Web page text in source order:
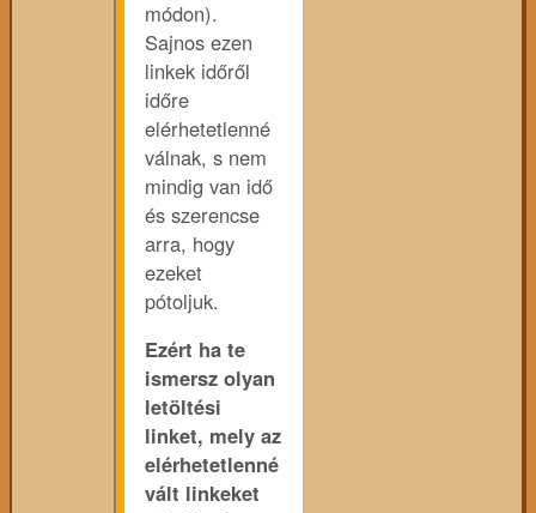
módon).
Sajnos ezen
linkek időről
időre
elérhetetlenné
válnak, s nem
mindig van idő
és szerencse
arra, hogy
ezeket
pótoljuk.
Ezért ha te
ismersz olyan
letöltési
linket, mely az
elérhetetlenné
vált linkeket